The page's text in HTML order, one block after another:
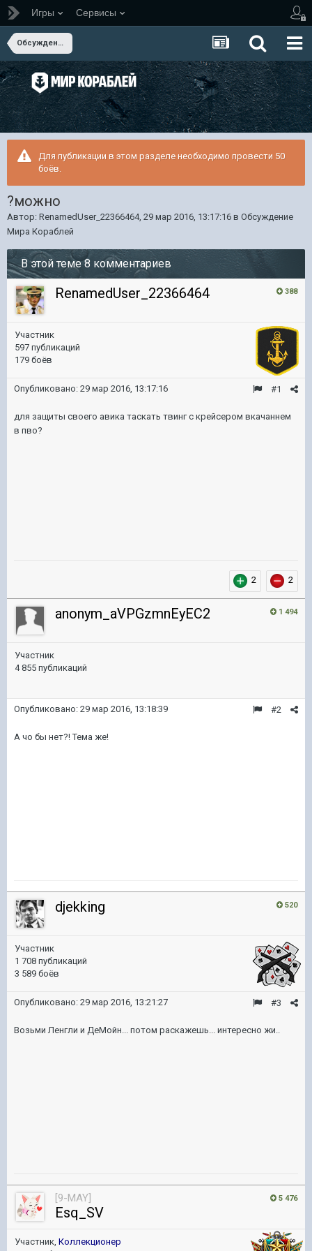
Игры Сервисы
Обсуждение Мира Кораблей
Для публикации в этом разделе необходимо провести 50
боёв.
?можно
Автор: RenamedUser_22366464, 29 мар 2016, 13:17:16 в Обсуждение
Мира Кораблей
В этой теме 8 комментариев
388
RenamedUser_22366464
Участник
597 публикаций
179 боёв
#1
Опубликовано: 29 мар 2016, 13:17:16
для защиты своего авика таскать твинг с крейсером вкачаннем
в пво?
2 2
1 494
anonym_aVPGzmnEyEC2
Участник
4 855 публикаций
#2
Опубликовано: 29 мар 2016, 13:18:39
А чо бы нет?! Тема же!
520
djekking
Участник
1 708 публикаций
3 589 боёв
#3
Опубликовано: 29 мар 2016, 13:21:27
Возьми Ленгли и ДеМойн... потом раскажешь... интересно жи..
5 476
[9-MAY]
Esq_SV
Участник, Коллекционер